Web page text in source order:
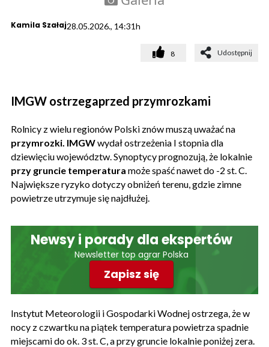
Kamila Szałaj28.05.2026., 14:31h
8 Udostępnij
IMGW ostrzegaprzed przymrozkami
Rolnicy z wielu regionów Polski znów muszą uważać na
przymrozki. IMGWwydał ostrzeżenia I stopnia dla
dziewięciu województw. Synoptycy prognozują, że lokalnie
przy gruncie temperatura może spaść nawet do -2 st. C.
Największe ryzyko dotyczy obniżeń terenu, gdzie zimne
powietrze utrzymuje się najdłużej.
Newsy i porady dla ekspertów
Newsletter top agrar Polska
Zapisz się
Instytut Meteorologii i Gospodarki Wodnej ostrzega, że w
nocy z czwartku na piątek temperatura powietrza spadnie
miejscami do ok. 3 st. C, a przy gruncie lokalnie poniżej zera.